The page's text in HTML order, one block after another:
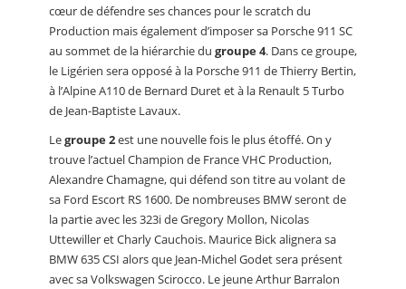
cœur de défendre ses chances pour le scratch du
Production mais également d’imposer sa Porsche 911 SC
au sommet de la hiérarchie du groupe 4. Dans ce groupe,
le Ligérien sera opposé à la Porsche 911 de Thierry Bertin,
à l’Alpine A110 de Bernard Duret et à la Renault 5 Turbo
de Jean-Baptiste Lavaux.
Legroupe 2est une nouvelle fois le plus étoffé. On y
trouve l’actuel Champion de France VHC Production,
Alexandre Chamagne, qui défend son titre au volant de
sa Ford Escort RS 1600. De nombreuses BMW seront de
la partie avec les 323i de Gregory Mollon, Nicolas
Uttewiller et Charly Cauchois. Maurice Bick alignera sa
BMW 635 CSI alors que Jean-Michel Godet sera présent
avec sa Volkswagen Scirocco. Le jeune Arthur Barralon